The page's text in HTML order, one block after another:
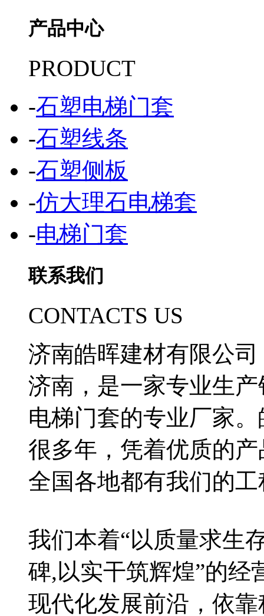
产品中心
PRODUCT
-石塑电梯门套
-石塑线条
-石塑侧板
-仿大理石电梯套
-电梯门套
联系我们
CONTACTS US
济南皓晖建材有限公
济南，是一家专业生
电梯门套的专业厂家
很多年，凭着优质的
全国各地都有我们的
我们本着“以质量求生
碑,以实干筑辉煌”的经
现代化发展前沿，依